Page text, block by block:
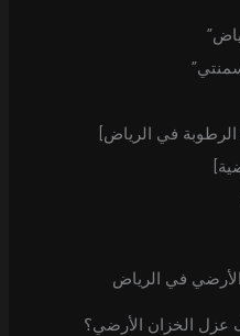
في الرياض]
في الرياض
عزل الخزان الأرضي؟